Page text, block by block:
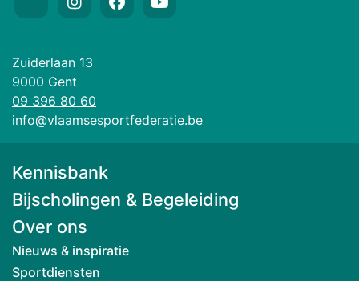
Zuiderlaan 13
9000 Gent
09 396 80 60
info@vlaamsesportfederatie.be
Kennisbank
Bijscholingen & Begeleiding
Over ons
Nieuws & inspiratie
Sportdiensten